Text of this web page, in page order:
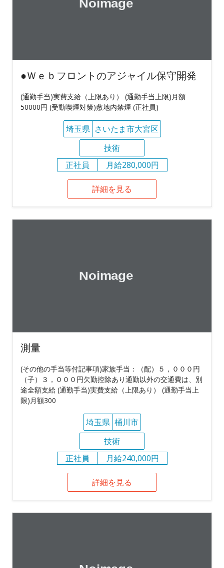
●Ｗｅｂフロントのアジャイル保守開発
(通勤手当)実費支給（上限あり） (通勤手当上限)月額
50000円 (受動喫煙対策)敷地内禁煙 (正社員)
埼玉県 さいたま市大宮区
技術
正社員
月給280,000円
詳細を見る
測量
(その他の手当等付記事項)家族手当：（配）５，０００円
（子）３，０００円欠勤控除あり通勤以外の交通費は、別
途全額支給 (通勤手当)実費支給（上限あり） (通勤手当上
限)月額300
埼玉県 桶川市
技術
正社員
月給240,000円
詳細を見る